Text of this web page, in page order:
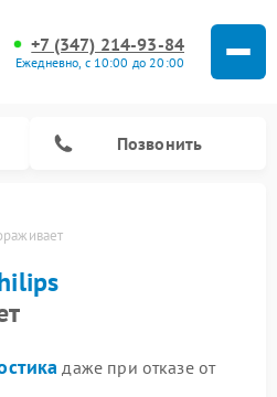
+7 (347) 214-93-84
Ежедневно, с 10:00 до 20:00
Позвонить
даже при отказе от